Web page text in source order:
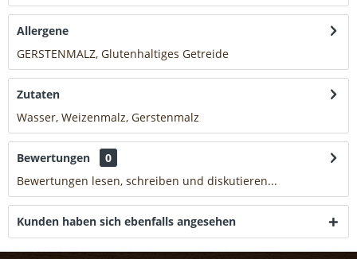
Allergene
GERSTENMALZ, Glutenhaltiges Getreide
Zutaten
Wasser, Weizenmalz, Gerstenmalz
Bewertungen
0
Bewertungen lesen, schreiben und diskutieren...
Kunden haben sich ebenfalls angesehen